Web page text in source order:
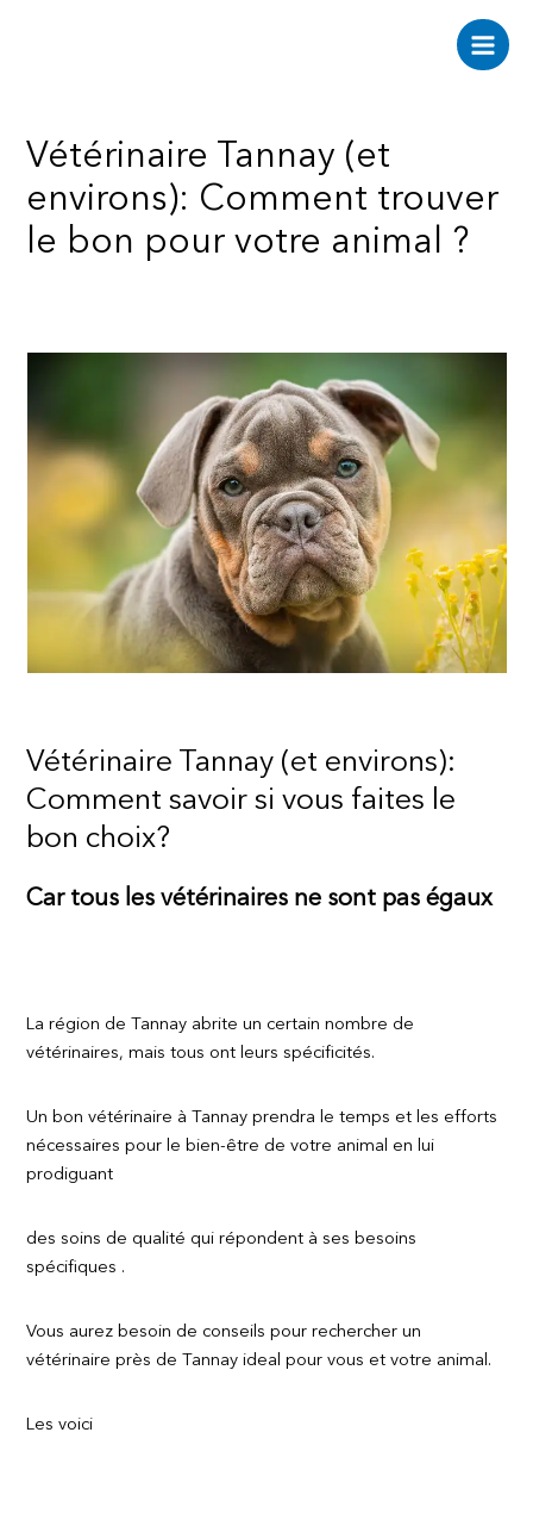
Main
Vétérinaire Tannay (et
environs): Comment trouver
le bon pour votre animal ?
Vétérinaire Tannay (et environs):
Comment savoir si vous faites le
bon choix?
Car tous les vétérinaires ne sont pas égaux
La région de Tannay abrite un certain nombre de
vétérinaires, mais tous ont leurs spécificités.
Un bon vétérinaire à Tannay prendra le temps et les efforts
nécessaires pour le bien-être de votre animal en lui
prodiguant
des soins de qualité qui répondent à ses besoins
spécifiques .
Vous aurez besoin de conseils pour rechercher un
vétérinaire près de Tannay ideal pour vous et votre animal.
Les voici